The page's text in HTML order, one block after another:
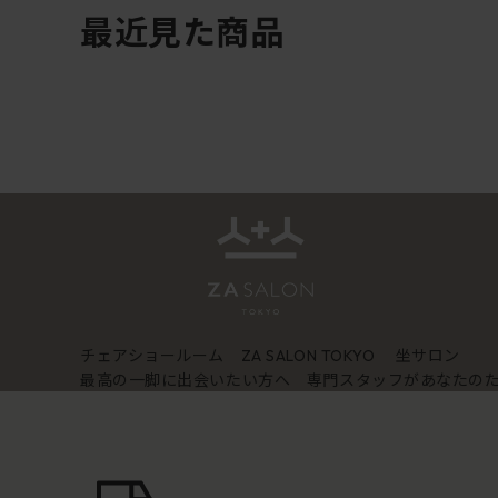
最近見た商品
チェアショールーム ZA SALON TOKYO
坐サロン
最高の一脚に出会いたい方へ 専門スタッフがあなたの